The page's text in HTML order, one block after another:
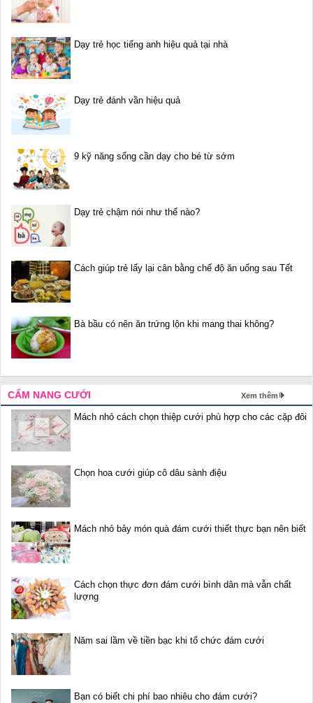
Dạy trẻ học tiếng anh hiệu quả tại nhà
Dạy trẻ đánh vần hiệu quả
9 kỹ năng sống cần dạy cho bé từ sớm
Dạy trẻ chậm nói như thế nào?
Cách giúp trẻ lấy lại cân bằng chế độ ăn uống sau Tết
Bà bầu có nên ăn trứng lộn khi mang thai không?
CẨM NANG CƯỚI Xem thêm
Mách nhỏ cách chọn thiệp cưới phù hợp cho các cặp đôi
Chọn hoa cưới giúp cô dâu sành điệu
Mách nhỏ bảy món quà đám cưới thiết thực bạn nên biết
Cách chọn thực đơn đám cưới bình dân mà vẫn chất
lượng
Năm sai lầm về tiền bạc khi tổ chức đám cưới
Bạn có biết chi phí bao nhiêu cho đám cưới?